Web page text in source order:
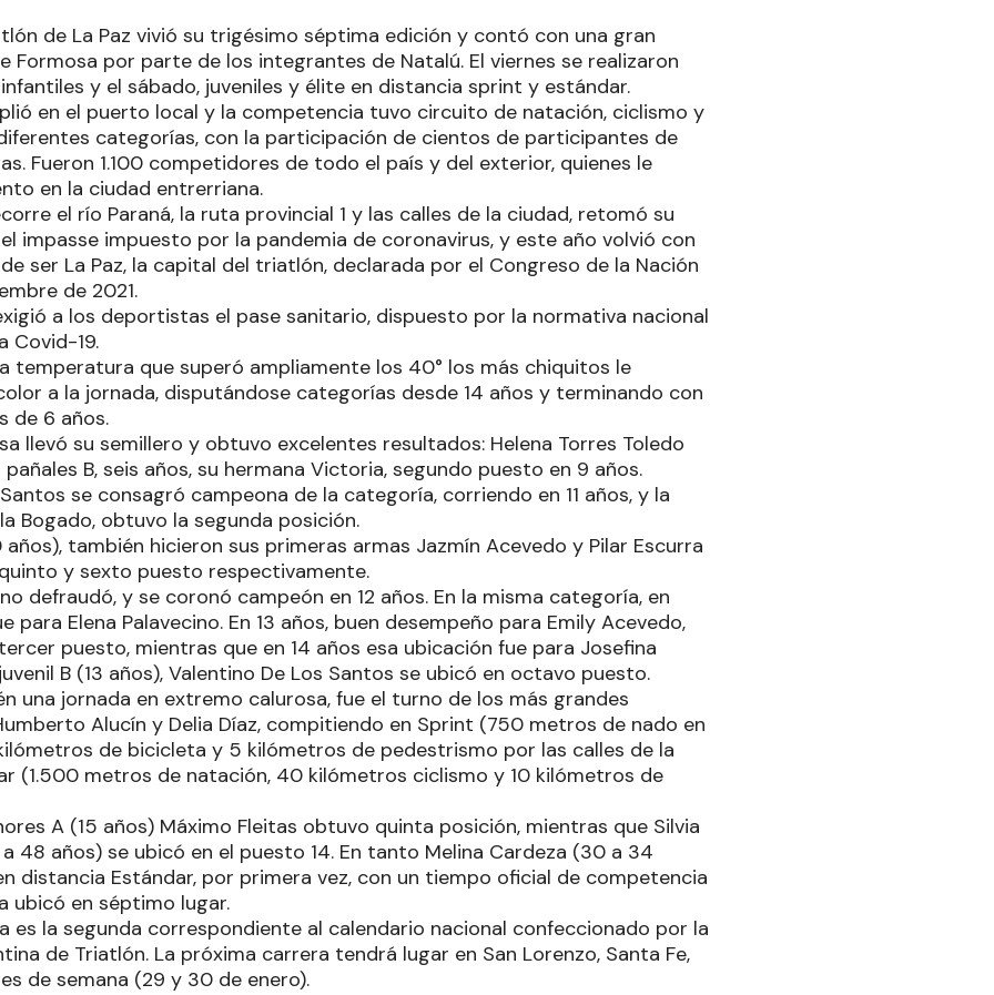
de La Paz vivió su trigésimo séptima edición y contó con una gran
Formosa por parte de los integrantes de Natalú. El viernes se realizaron
y el sábado, juveniles y élite en distancia sprint y estándar.
en el puerto local y la competencia tuvo circuito de natación, ciclismo y
categorías, con la participación de cientos de participantes de
Fueron 1.100 competidores de todo el país y del exterior, quienes le
en la ciudad entrerriana.
el río Paraná, la ruta provincial 1 y las calles de la ciudad, retomó su
impasse impuesto por la pandemia de coronavirus, y este año volvió con
ser La Paz, la capital del triatlón, declarada por el Congreso de la Nación
de 2021.
a los deportistas el pase sanitario, dispuesto por la normativa nacional
Covid-19.
temperatura que superó ampliamente los 40° los más chiquitos le
a la jornada, disputándose categorías desde 14 años y terminando con
de 6 años.
llevó su semillero y obtuvo excelentes resultados: Helena Torres Toledo
B, seis años, su hermana Victoria, segundo puesto en 9 años.
se consagró campeona de la categoría, corriendo en 11 años, y la
Bogado, obtuvo la segunda posición.
años), también hicieron sus primeras armas Jazmín Acevedo y Pilar Escurra
y sexto puesto respectivamente.
defraudó, y se coronó campeón en 12 años. En la misma categoría, en
para Elena Palavecino. En 13 años, buen desempeño para Emily Acevedo,
puesto, mientras que en 14 años esa ubicación fue para Josefina
B (13 años), Valentino De Los Santos se ubicó en octavo puesto.
una jornada en extremo calurosa, fue el turno de los más grandes
Alucín y Delia Díaz, compitiendo en Sprint (750 metros de nado en
de bicicleta y 5 kilómetros de pedestrismo por las calles de la
(1.500 metros de natación, 40 kilómetros ciclismo y 10 kilómetros de
A (15 años) Máximo Fleitas obtuvo quinta posición, mientras que Silvia
48 años) se ubicó en el puesto 14. En tanto Melina Cardeza (30 a 34
distancia Estándar, por primera vez, con un tiempo oficial de competencia
ubicó en séptimo lugar.
es la segunda correspondiente al calendario nacional confeccionado por la
de Triatlón. La próxima carrera tendrá lugar en San Lorenzo, Santa Fe,
de semana (29 y 30 de enero).